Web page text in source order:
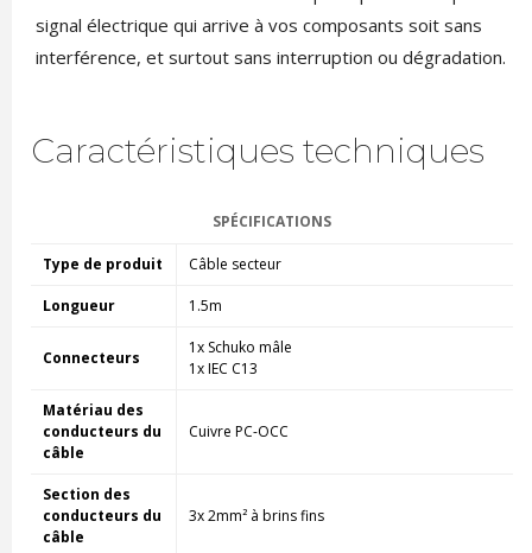
signal électrique qui arrive à vos composants soit sans
interférence, et surtout sans interruption ou dégradation.
Caractéristiques techniques
SPÉCIFICATIONS
Type de produit Câble secteur
Longueur 1.5m
Connecteurs
1x Schuko mâle
1x IEC C13
Matériau des
conducteurs du
câble
Cuivre PC-OCC
Section des
conducteurs du
câble
3x 2mm² à brins fins